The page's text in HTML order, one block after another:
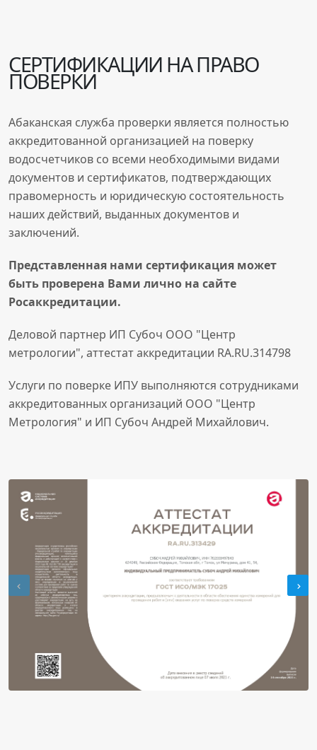
СЕРТИФИКАЦИИ НА ПРАВО
ПОВЕРКИ
Абаканская служба проверки является полностью
аккредитованной организацией на поверку
водосчетчиков со всеми необходимыми видами
документов и сертификатов, подтверждающих
правомерность и юридическую состоятельность
наших действий, выданных документов и
заключений.
Представленная нами сертификация может
быть проверена Вами лично на сайте
Росаккредитации.
Деловой партнер ИП Субоч ООО "Центр
метрологии", аттестат аккредитации RA.RU.314798
Услуги по поверке ИПУ выполняются сотрудниками
аккредитованных организаций ООО "Центр
Метрология" и ИП Субоч Андрей Михайлович.